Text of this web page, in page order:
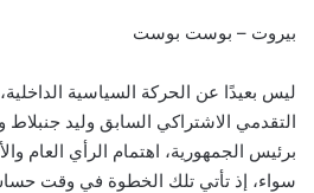
بيروت – بوست بوست
ليس بعيدًا عن الحركة السياسية
التقدمي الاشتراكي السابق وليد جنبلاط
برئيس الجمهورية، اهتمام الرأي العام
سواء، إذ تأتي تلك الخطوة في وقت